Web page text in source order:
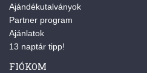
Ajándékutalványok
Partner program
Ajánlatok
13 naptár tipp!
FIÓKOM